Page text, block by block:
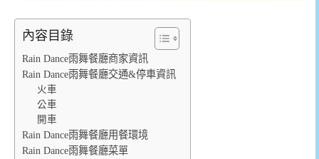
內容目錄
Rain Dance雨舞餐廳商家資訊
Rain Dance雨舞餐廳交通&停車資訊
火車
公車
開車
Rain Dance雨舞餐廳用餐環境
Rain Dance雨舞餐廳菜單